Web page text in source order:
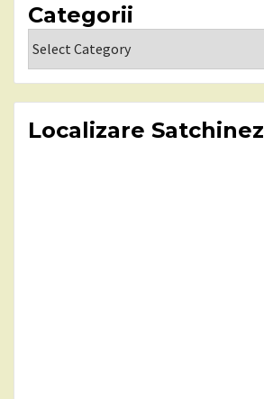
Categorii
Localizare Satchinez